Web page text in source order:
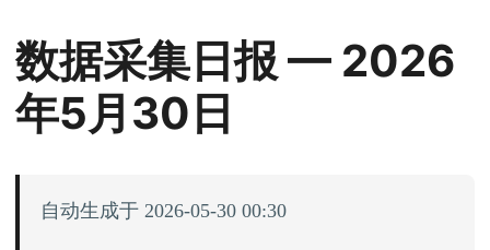
数据采集日报 — 2026
年5月30日
自动生成于 2026-05-30 00:30